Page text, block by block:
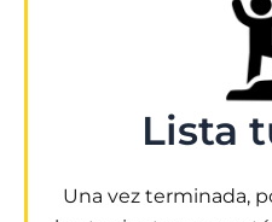
Lista
Una vez terminada,